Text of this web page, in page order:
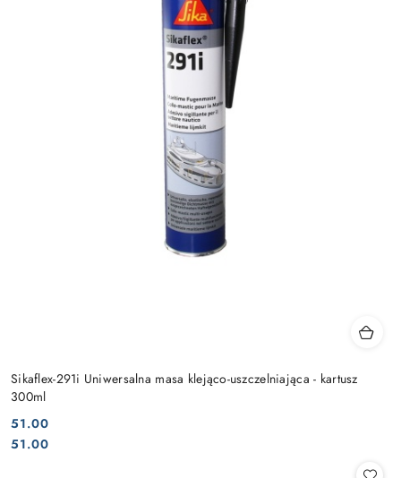
Sikaflex-291i Uniwersalna masa klejąco-uszczelniająca - kartusz
300ml
Cena:
51.00
Cena:
51.00